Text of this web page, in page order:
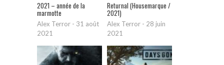
2021 – année de la
marmotte
Alex Terror - 31 août
2021
Returnal (Housemarque /
2021)
Alex Terror - 28 juin
2021